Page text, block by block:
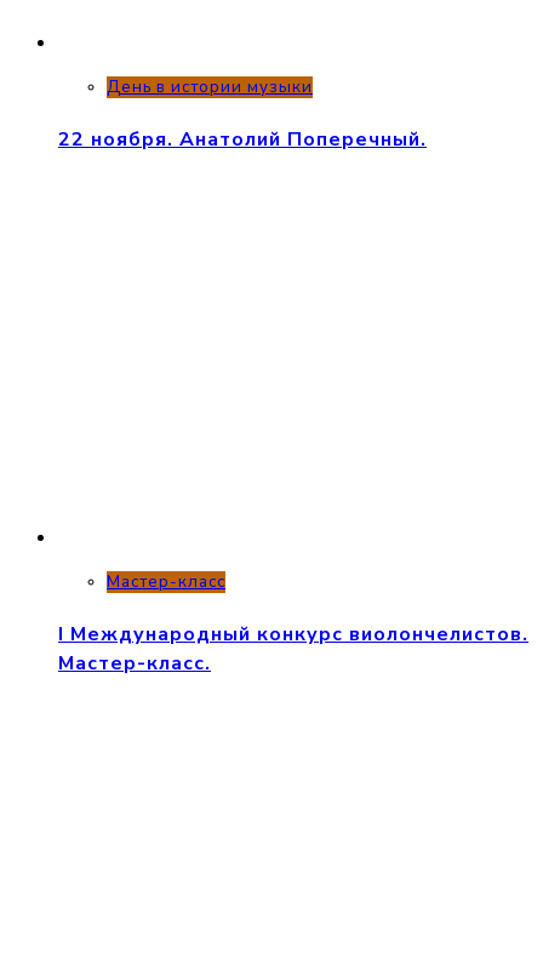
День в истории музыки
22 ноября. Анатолий Поперечный.
Мастер-класс
I Международный конкурс виолончелистов.
Мастер-класс.